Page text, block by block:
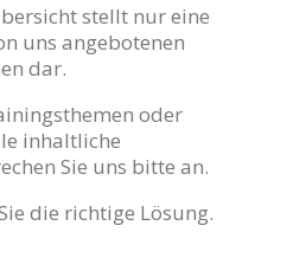
stellt nur eine
uns angebotenen
dar.
oder
inhaltliche
Sie uns bitte an.
die richtige Lösung.